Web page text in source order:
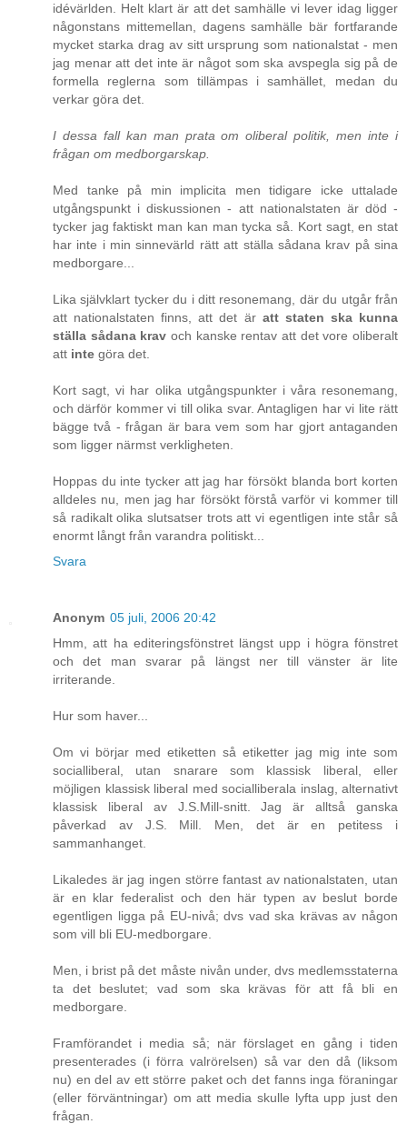
idévärlden. Helt klart är att det samhälle vi lever idag ligger
någonstans mittemellan, dagens samhälle bär fortfarande
mycket starka drag av sitt ursprung som nationalstat - men
jag menar att det inte är något som ska avspegla sig på de
formella reglerna som tillämpas i samhället, medan du
verkar göra det.
I dessa fall kan man prata om oliberal politik, men inte i
frågan om medborgarskap.
Med tanke på min implicita men tidigare icke uttalade
utgångspunkt i diskussionen - att nationalstaten är död -
tycker jag faktiskt man kan man tycka så. Kort sagt, en stat
har inte i min sinnevärld rätt att ställa sådana krav på sina
medborgare...
Lika självklart tycker du i ditt resonemang, där du utgår från
att nationalstaten finns, att det är att staten ska kunna
ställa sådana krav och kanske rentav att det vore oliberalt
att inte göra det.
Kort sagt, vi har olika utgångspunkter i våra resonemang,
och därför kommer vi till olika svar. Antagligen har vi lite rätt
bägge två - frågan är bara vem som har gjort antaganden
som ligger närmst verkligheten.
Hoppas du inte tycker att jag har försökt blanda bort korten
alldeles nu, men jag har försökt förstå varför vi kommer till
så radikalt olika slutsatser trots att vi egentligen inte står så
enormt långt från varandra politiskt...
Svara
Anonym 05 juli, 2006 20:42
Hmm, att ha editeringsfönstret längst upp i högra fönstret
och det man svarar på längst ner till vänster är lite
irriterande.
Hur som haver...
Om vi börjar med etiketten så etiketter jag mig inte som
socialliberal, utan snarare som klassisk liberal, eller
möjligen klassisk liberal med socialliberala inslag, alternativt
klassisk liberal av J.S.Mill-snitt. Jag är alltså ganska
påverkad av J.S. Mill. Men, det är en petitess i
sammanhanget.
Likaledes är jag ingen större fantast av nationalstaten, utan
är en klar federalist och den här typen av beslut borde
egentligen ligga på EU-nivå; dvs vad ska krävas av någon
som vill bli EU-medborgare.
Men, i brist på det måste nivån under, dvs medlemsstaterna
ta det beslutet; vad som ska krävas för att få bli en
medborgare.
Framförandet i media så; när förslaget en gång i tiden
presenterades (i förra valrörelsen) så var den då (liksom
nu) en del av ett större paket och det fanns inga föraningar
(eller förväntningar) om att media skulle lyfta upp just den
frågan.